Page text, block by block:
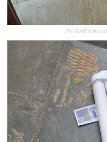
Portão de tela